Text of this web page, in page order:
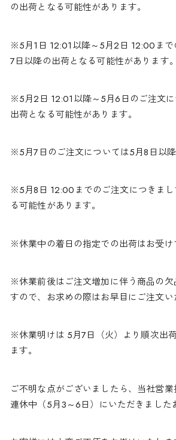
の出荷となる可能性があります。
※5月1日 12:01以降～5月2日 12:00まで
7日以降の出荷となる可能性があります。
※5月2日 12:01以降～5月6日のご注文
出荷となる可能性があります。
※5月7日のご注文については5月8日以降
※5月8日 12:00までのご注文につきま
る可能性があります。
※休業中の着日の指定での出荷はお受け
※休業前後はご注文増加に伴う商品の
すので、お求めの際はお早目にご注文
※休業明けは 5月7日（火）より順次出
ます。
ご不明な点がございましたら、当社営
連休中（5月3～6日）にいただきました